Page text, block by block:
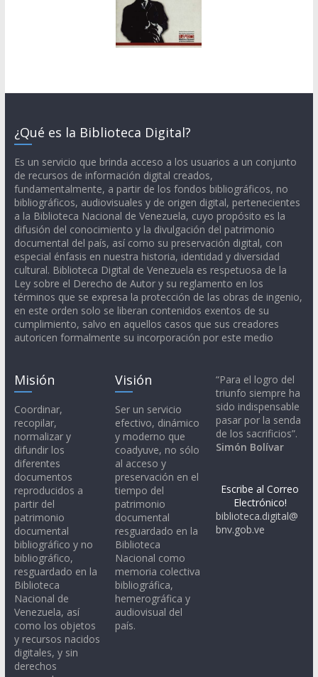
¿Qué es la Biblioteca Digital?
Es un servicio que brinda acceso a los usuarios a un conjunto
de recursos de información digital creados,
fundamentalmente, a partir de los fondos bibliográficos, no
bibliográficos, audiovisuales y de origen digital, pertenecientes
a la Biblioteca Nacional de Venezuela, cuyo propósito es la
difusión del conocimiento y la divulgación del patrimonio
documental del país, así como su preservación digital, con
especial énfasis en nuestra historia, identidad y diversidad
cultural. Biblioteca Digital de Venezuela es respetuosa de la
Ley sobre el Derecho de Autor y su reglamento en los
términos que se expresa la protección de las obras de ingenio,
en este orden solo se liberan contenidos exentos de su
cumplimiento, salvo en aquellos casos que sus creadores
autoricen formalmente su incorporación por este medio
Misión
Coordinar,
recopilar,
normalizar y
difundir los
diferentes
documentos
reproducidos a
partir del
patrimonio
documental
bibliográfico y no
bibliográfico,
resguardado en la
Biblioteca
Nacional de
Venezuela, así
como los objetos
y recursos nacidos
digitales, y sin
derechos
Visión
Ser un servicio
efectivo, dinámico
y moderno que
coadyuve, no sólo
al acceso y
preservación en el
tiempo del
patrimonio
documental
resguardado en la
Biblioteca
Nacional como
memoria colectiva
bibliográfica,
hemerográfica y
audiovisual del
país.
“Para el logro del
triunfo siempre ha
sido indispensable
pasar por la senda
de los sacrificios”.
Simón Bolívar
Escribe al Correo
Electrónico!
biblioteca.digital@
bnv.gob.ve